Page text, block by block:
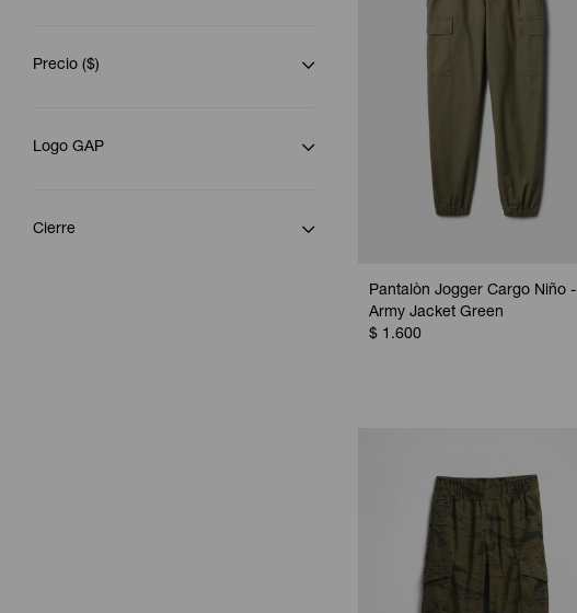
Pantalòn Jogger Cargo Niño -
Army Jacket Green
$ 1.600
Precio ($)
Logo GAP
Cierre